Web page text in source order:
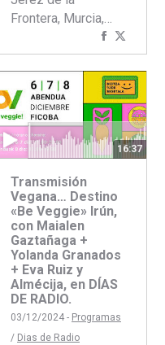
Frontera, Murcia,…
Compartir
concon
16:37
Transmisión
Vegana… Destino
«Be Veggie» Irún,
con Maialen
Gaztañaga +
Yolanda Granados
+ Eva Ruiz y
Almécija, en DÍAS
DE RADIO.
03/12/2024 - Programas
/ Dias de Radio